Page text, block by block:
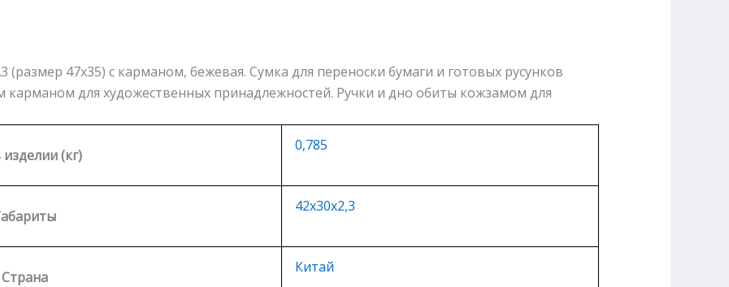
47х35) с карманом, бежевая. Сумка для переноски бумаги и готовых русунков
для художественных принадлежностей. Ручки и дно обиты кожзамом для
изделии (кг)
0,785
42х30х2,3
Страна
Китай